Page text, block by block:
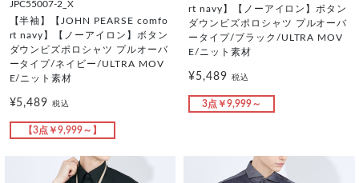
JPC55007-2_X
【半袖】【JOHN PEARSE comfo
rt navy】【ノーアイロン】ボタン
ダウンビズポロシャツ プルオーバ
ータイプ/ネイビー/ULTRA MOV
E/ニット素材
¥5,489税込
【3点￥9,999～】
rt navy】【ノーアイロン】ボタン
ダウンビズポロシャツ プルオーバ
ータイプ/ブラック/ULTRA MOV
E/ニット素材
¥5,489 税込
3点￥9,999～